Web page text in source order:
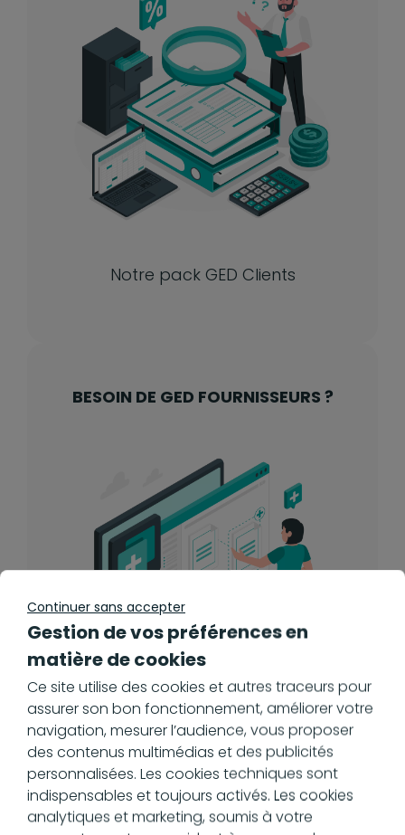
Notre pack GED Clients
BESOIN DE GED FOURNISSEURS ?
Notre pack de GED Fournisseurs
Continuer sans accepter
Gestion de vos préférences en
matière de cookies
Ce site utilise des cookies et autres traceurs pour
assurer son bon fonctionnement, améliorer votre
navigation, mesurer l’audience, vous proposer
des contenus multimédias et des publicités
personnalisées. Les cookies techniques sont
indispensables et toujours activés. Les cookies
analytiques et marketing, soumis à votre